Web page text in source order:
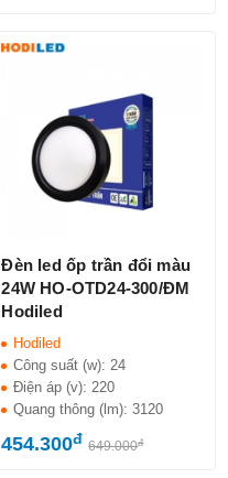
Đèn led ốp trần đổi màu
24W HO-OTD24-300/ĐM
Hodiled
Hodiled
Công suất (w):24
Điện áp (v):220
Quang thông (lm):3120
454.300đ 649.000đ